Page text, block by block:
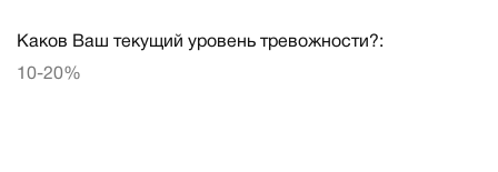
Каков Ваш текущий уровень тревожности?:
10-20%